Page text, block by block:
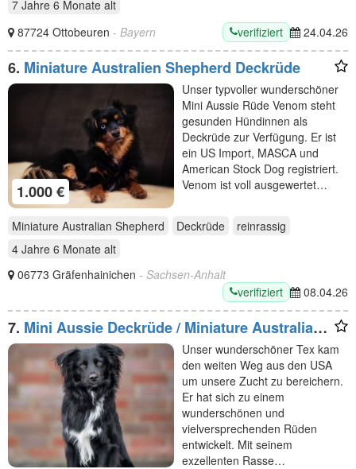
7 Jahre 6 Monate alt
87724 Ottobeuren - Bayern verifiziert 24.04.26
6. Miniature Australien Shepherd Deckrüde
1.000 €
Unser typvoller wunderschöner
Mini Aussie Rüde Venom steht
gesunden Hündinnen als
Deckrüde zur Verfügung. Er ist
ein US Import, MASCA und
American Stock Dog registriert.
Venom ist voll ausgewertet…
Miniature Australian Shepherd Deckrüde
reinrassig
4 Jahre 6 Monate alt
06773 Gräfenhainichen - Sachsen-Anhalt
verifiziert
08.04.26
7. Mini Aussie Deckrüde / Miniature Australian
Shepherd
Unser wunderschöner Tex kam
den weiten Weg aus den USA
um unsere Zucht zu bereichern.
Er hat sich zu einem
wunderschönen und
vielversprechenden Rüden
entwickelt. Mit seinem
exzellenten Rasse…